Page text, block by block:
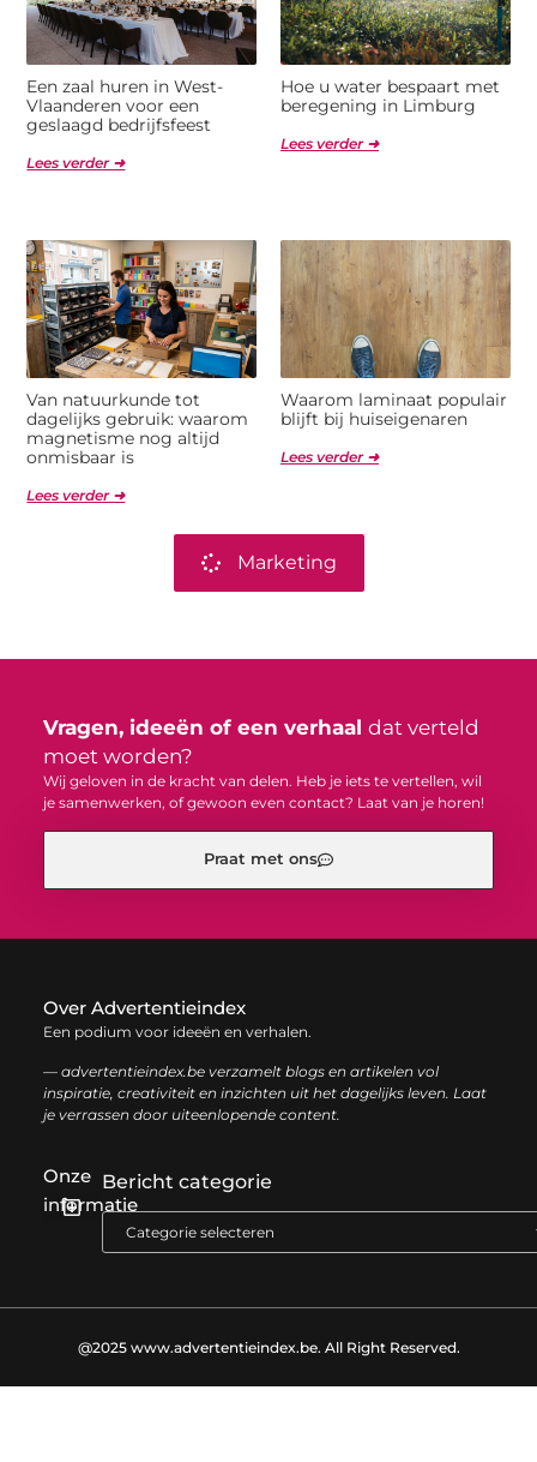
Een zaal huren in West-
Vlaanderen voor een
geslaagd bedrijfsfeest
Lees verder ➜
Hoe u water bespaart met
beregening in Limburg
Lees verder ➜
Van natuurkunde tot
dagelijks gebruik: waarom
magnetisme nog altijd
onmisbaar is
Lees verder ➜
Waarom laminaat populair
blijft bij huiseigenaren
Lees verder ➜
Marketing
Vragen, ideeën of een verhaal dat verteld
moet worden?
Wij geloven in de kracht van delen. Heb je iets te vertellen, wil
je samenwerken, of gewoon even contact? Laat van je horen!
Praat met ons
Over Advertentieindex
Een podium voor ideeën en verhalen.
— advertentieindex.be verzamelt blogs en artikelen vol
inspiratie, creativiteit en inzichten uit het dagelijks leven. Laat
je verrassen door uiteenlopende content.
Onze
informatie
Bericht categorie
@2025 www.advertentieindex.be. All Right Reserved.​